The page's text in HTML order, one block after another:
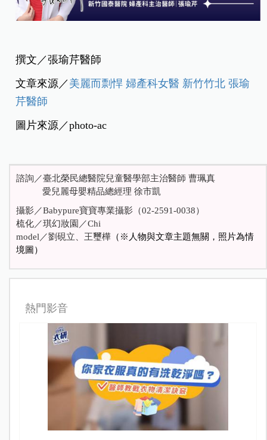
撰文／張瑜芹醫師
文章來源／ 美麗而剽悍 婦產科女醫 新竹竹北 張瑜
芹醫師
圖片來源／photo-ac
諮詢／臺北榮民總醫院兒童醫學部主治醫師 曹珮真
愛兒麗母嬰精品總經理 徐市凱
攝影／Babypure寶寶專業攝影（02-2591-0038）
梳化／琪幻妝園／Chi
model ／劉硯立、王璽樺 （※人物與文章主題無關，照片為情
境圖）
熱門影音